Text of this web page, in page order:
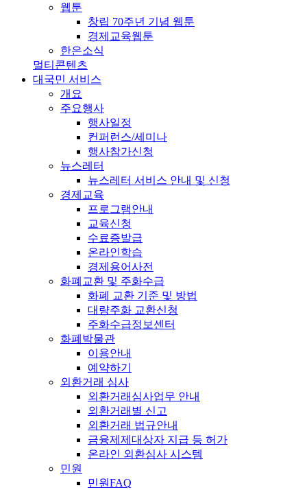
웹툰
창립 70주년 기념 웹툰
경제교육웹툰
한은소식
멀티콘텐츠
대국민 서비스
개요
주요행사
행사일정
컨퍼런스/세미나
행사참가신청
뉴스레터
뉴스레터 서비스 안내 및 신청
경제교육
프로그램안내
교육신청
수료증발급
온라인학습
경제용어사전
화폐교환 및 주화수급
화폐 교환 기준 및 방법
대량주화 교환신청
주화수급정보센터
화폐박물관
이용안내
예약하기
외환거래 심사
외환거래심사업무 안내
외환거래별 신고
외환거래 법규안내
금융제제대상자 지급 등 허가
온라인 외환심사 시스템
민원
민원FAQ